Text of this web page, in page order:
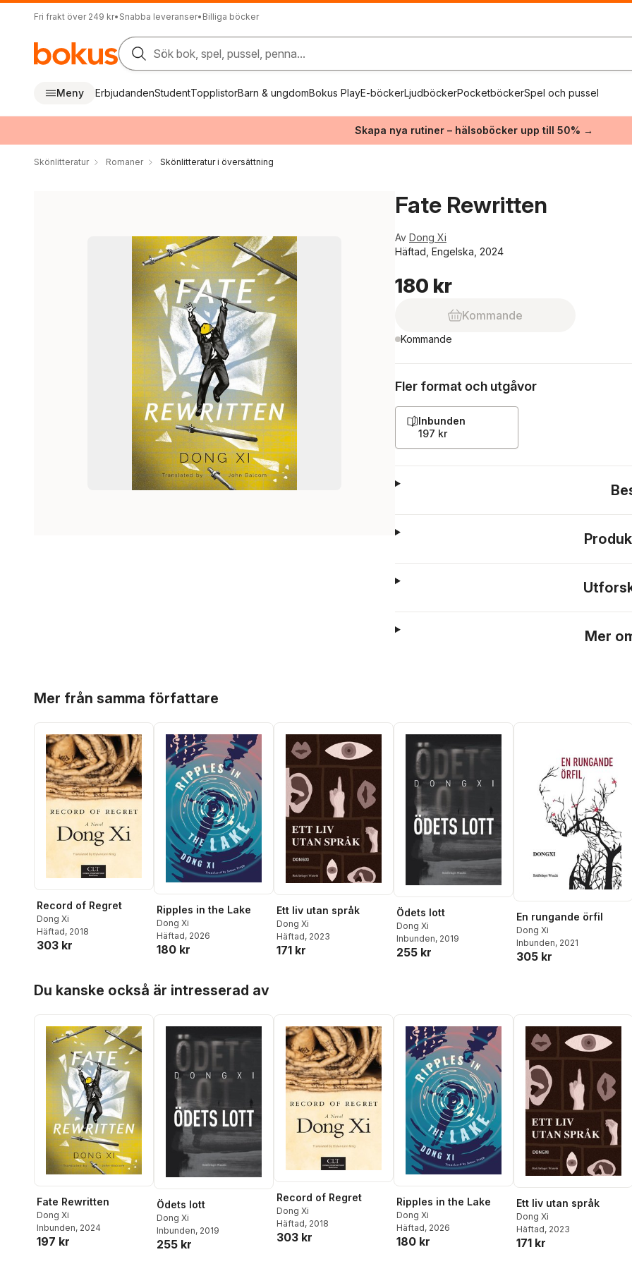
Fri frakt över 249 kr• Snabba leveranser• Billiga böcker
Sök bok, spel, pussel, penna...
Meny ErbjudandenStudentTopplistorBarn & ungdomBokus PlayE-böckerLjudböckerPocketböckerSpel och pussel
Skapa nya rutiner – hälsoböcker upp till 50% →
Skönlitteratur Romaner Skönlitteratur i översättning
Fate Rewritten
Av Dong Xi
Häftad, Engelska, 2024
180 kr
Kommande
Kommande
Fler format och utgåvor
Inbunden
197 kr
Mer
Mer från samma författare
Record of Regret
Dong Xi
Häftad, 2018
303 kr
Ripples in the Lake
Dong Xi
Häftad, 2026
180 kr
Ett liv utan språk
Dong Xi
Häftad, 2023
171 kr
Ödets lott
Dong Xi
Inbunden, 2019
255 kr
En rungande örfil
Dong Xi
Inbunden, 2021
305 kr
Du kanske också är intresserad av
Fate Rewritten
Dong Xi
Inbunden, 2024
197 kr
Ödets lott
Dong Xi
Inbunden, 2019
255 kr
Record of Regret
Dong Xi
Häftad, 2018
303 kr
Ripples in the Lake
Dong Xi
Häftad, 2026
180 kr
Ett liv utan språk
Dong Xi
Häftad, 2023
171 kr